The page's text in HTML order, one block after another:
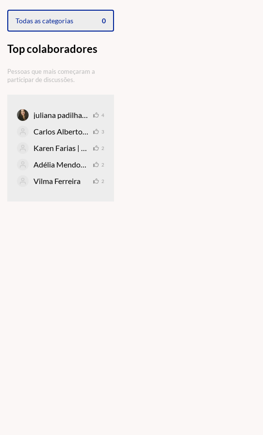
Todas as categorias 0
Top colaboradores
Pessoas que mais começaram a
participar de discussões.
juliana padilha juruá 4
Carlos Alberto de Oliveira 3
Karen Farias | Mizuno Cursos 2
Adélia Mendonça 2
Vilma Ferreira 2